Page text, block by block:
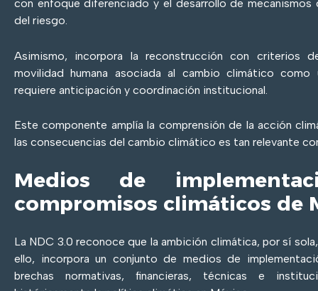
con enfoque diferenciado y el desarrollo de
del riesgo.
Asimismo, incorpora la reconstrucción con criterios
movilidad humana asociada al cambio climático
requiere anticipación y coordinación institucional.
Este componente amplía la comprensión de la acción
las consecuencias del cambio climático es tan relevante
Medios de
compromisos climáticos de
La NDC 3.0 reconoce que la ambición climática, por sí
ello, incorpora un conjunto de medios de
brechas normativas, financieras, técnicas e